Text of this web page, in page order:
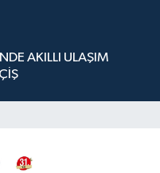
AKILLI ULAŞIM